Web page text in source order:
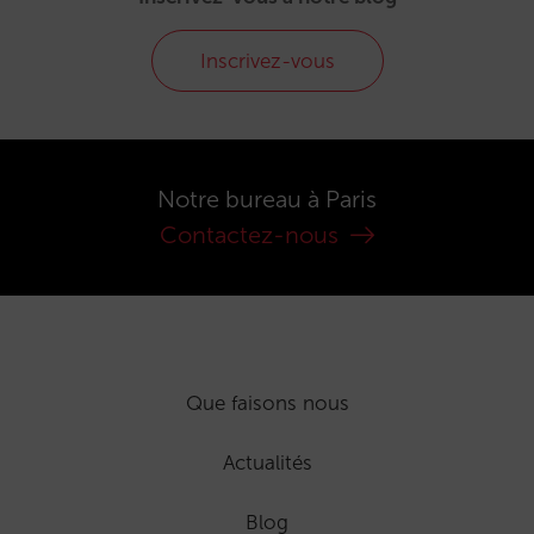
Inscrivez-vous
Notre bureau à Paris
Contactez-nous
Que faisons nous
Actualités
Blog